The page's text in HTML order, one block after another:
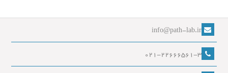
info@path-lab.ir
021-22666561-3